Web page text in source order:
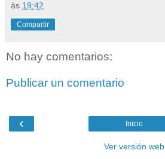
às 19:42
Compartir
No hay comentarios:
Publicar un comentario
‹ Inicio
Ver versión web